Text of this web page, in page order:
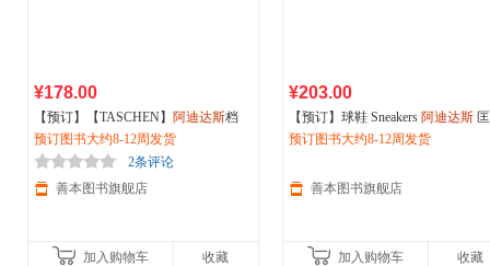
¥178.00
【预订】【TASCHEN】 阿迪达斯档
案：鞋类收藏 The adidas Archive. The F
ootwear Co
预订图书大约8-12周发货
2条评论
善本图书旗舰店
加入购物车 收藏
¥203.00
【预订】球鞋 Sneakers 阿迪达斯
PUMA 新百伦 鞋子护理保养 英文
预订图书大约8-12周发货
善本图书旗舰店
加入购物车 收藏